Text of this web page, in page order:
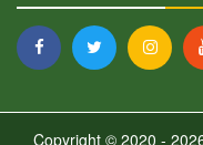
Copyright © 2020 -